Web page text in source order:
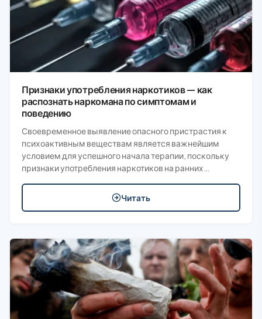
Признаки употребления наркотиков — как
распознать наркомана по симптомам и
поведению
Своевременное выявление опасного пристрастия к
психоактивным веществам является важнейшим
условием для успешного начала терапии, поскольку
признаки употребления наркотиков на ранних…
Читать